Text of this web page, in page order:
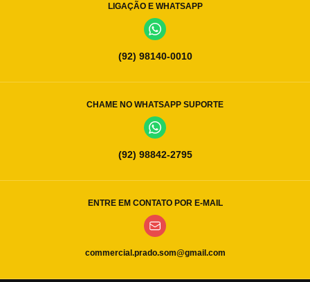
LIGAÇÃO E WHATSAPP
(92) 98140-0010
CHAME NO WHATSAPP SUPORTE
(92) 98842-2795
ENTRE EM CONTATO POR E-MAIL
commercial.prado.som@gmail.com